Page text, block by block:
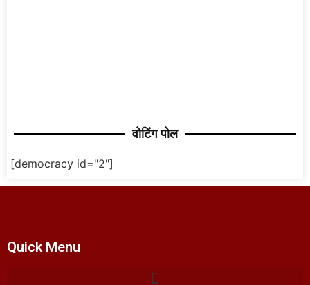
वोटिंग पोल
[democracy id="2"]
Quick Menu